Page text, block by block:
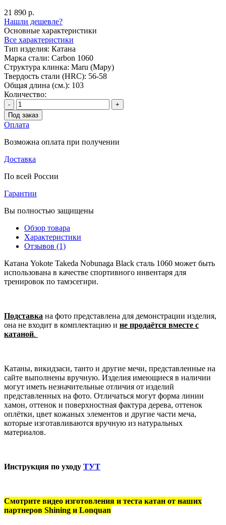
21 890 р.
Нашли дешевле?
Основные характеристики
Все характеристики
Тип изделия: Катана
Марка стали: Carbon 1060
Структура клинка: Maru (Мару)
Твердость стали (HRC): 56-58
Общая длина (см.): 103
Количество:
-
+
Под заказ
Оплата
Возможна оплата при получении
Доставка
По всей России
Гарантии
Вы полностью защищены
Обзор товара
Характеристики
Отзывов (1)
Катана Yokote Takeda Nobunaga Black сталь 1060 может быть
использована в качестве спортивного инвентаря для
тренировок по тамэсегири.
Подставка на фото представлена для демонстрации изделия,
она не входит в комплектацию и не продаётся вместе с
катаной.
Катаны, викидзаси, танто и другие мечи, представленные на
сайте выполнены вручную. Изделия имеющиеся в наличии
могут иметь незначительные отличия от изделий
представленных на фото. Отличаться могут форма линии
хамон, оттенок и поверхностная фактура дерева, оттенок
оплётки, цвет кожаных элементов и другие части меча,
которые изготавливаются вручную из натуральных
материалов.
Инструкция по уходу ТУТ
Смотрите видео изготовления и теста катан от наших
партнеров Shining и Lonquan